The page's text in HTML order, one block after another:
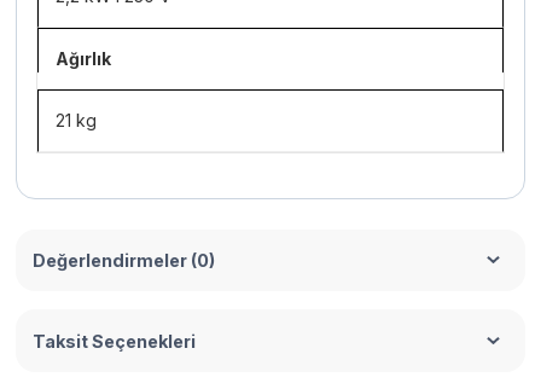
Ağırlık
21 kg
Değerlendirmeler (0)
Taksit Seçenekleri